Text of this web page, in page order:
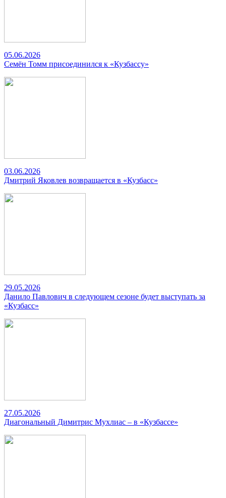
05.06.2026
Семён Томм присоединился к «Кузбассу»
03.06.2026
Дмитрий Яковлев возвращается в «Кузбасс»
29.05.2026
Данило Павлович в следующем сезоне будет выступать за
«Кузбасс»
27.05.2026
Диагональный Димитрис Мухлиас – в «Кузбассе»